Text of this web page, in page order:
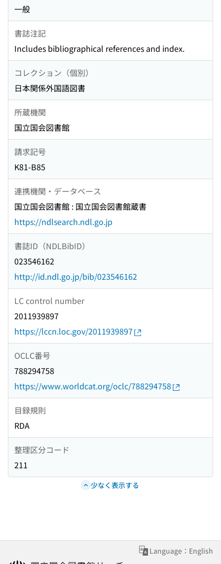
一般
書誌注記
Includes bibliographical references and index.
コレクション（個別）
日本関係外国語図書
所蔵機関
国立国会図書館
請求記号
K81-B85
連携機関・データベース
国立国会図書館 : 国立国会図書館蔵書
https://ndlsearch.ndl.go.jp
書誌ID（NDLBibID）
023546162
http://id.ndl.go.jp/bib/023546162
LC control number
2011939897
https://lccn.loc.gov/2011939897
OCLC番号
788294758
https://www.worldcat.org/oclc/788294758
目録規則
RDA
整理区分コード
211
少なく表示する
Language：English